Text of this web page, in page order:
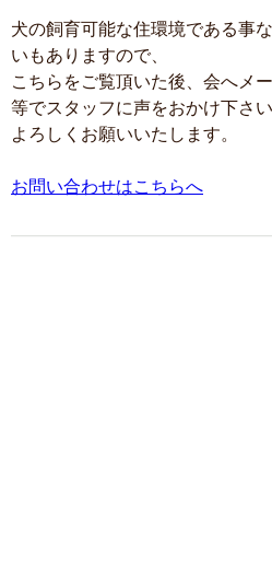
犬の飼育可能な住環境である事
いもありますので、
こちらをご覧頂いた後、会へメ
等でスタッフに声をおかけ下さい
よろしくお願いいたします。
お問い合わせはこちらへ